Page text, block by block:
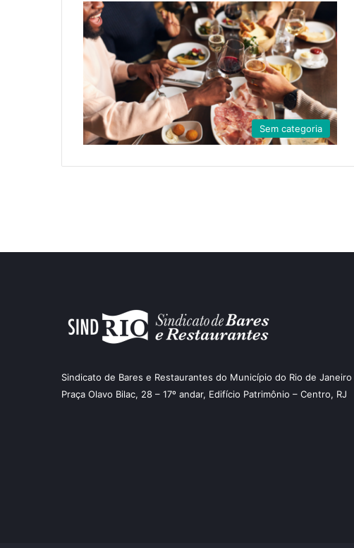
Sem categoria
Sindicato de Bares e Restaurantes do Município do Rio de Janeiro
Praça Olavo Bilac, 28 – 17º andar, Edifício Patrimônio – Centro, RJ